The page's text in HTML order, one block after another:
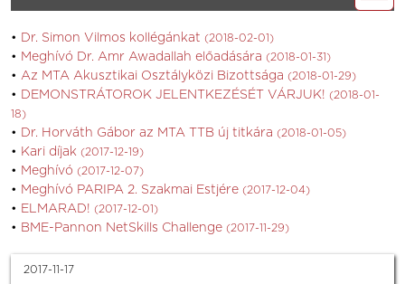
Dr. Simon Vilmos kollégánkat (2018-02-01)
Meghívó Dr. Amr Awadallah előadására (2018-01-31)
Az MTA Akusztikai Osztályközi Bizottsága (2018-01-29)
DEMONSTRÁTOROK JELENTKEZÉSÉT VÁRJUK! (2018-01-
18)
Dr. Horváth Gábor az MTA TTB új titkára (2018-01-05)
Kari díjak (2017-12-19)
Meghívó (2017-12-07)
Meghívó PARIPA 2. Szakmai Estjére (2017-12-04)
ELMARAD! (2017-12-01)
BME-Pannon NetSkills Challenge (2017-11-29)
2017-11-17